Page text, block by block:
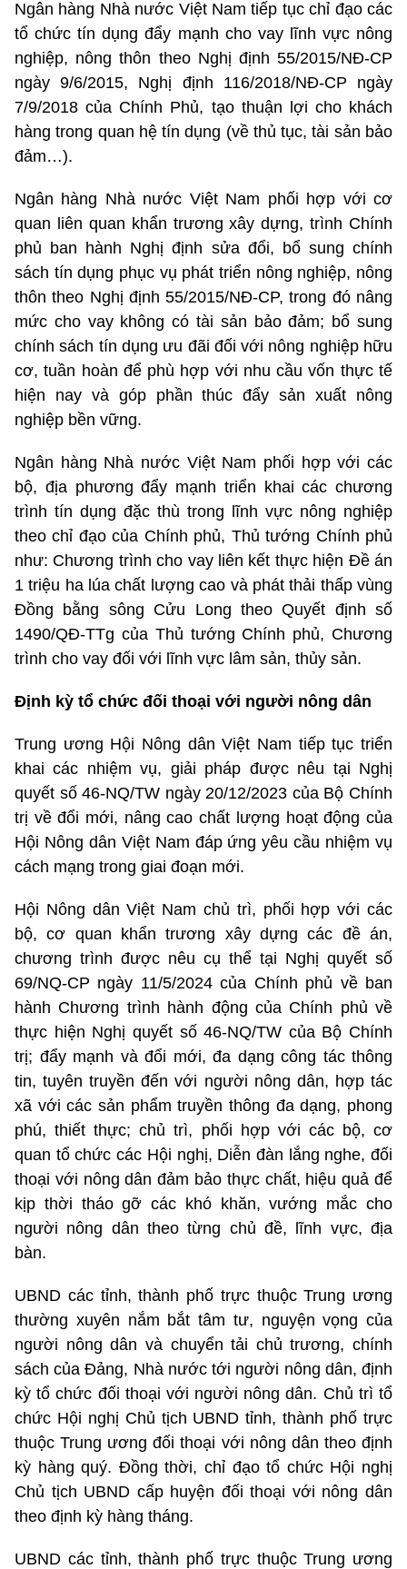
Ngân hàng Nhà nước Việt Nam tiếp tục chỉ đạo các
tổ chức tín dụng đẩy mạnh cho vay lĩnh vực nông
nghiệp, nông thôn theo Nghị định 55/2015/NĐ-CP
ngày 9/6/2015, Nghị định 116/2018/NĐ-CP ngày
7/9/2018 của Chính Phủ, tạo thuận lợi cho khách
hàng trong quan hệ tín dụng (về thủ tục, tài sản bảo
đảm…).
Ngân hàng Nhà nước Việt Nam phối hợp với cơ
quan liên quan khẩn trương xây dựng, trình Chính
phủ ban hành Nghị định sửa đổi, bổ sung chính
sách tín dụng phục vụ phát triển nông nghiệp, nông
thôn theo Nghị định 55/2015/NĐ-CP, trong đó nâng
mức cho vay không có tài sản bảo đảm; bổ sung
chính sách tín dụng ưu đãi đối với nông nghiệp hữu
cơ, tuần hoàn để phù hợp với nhu cầu vốn thực tế
hiện nay và góp phần thúc đẩy sản xuất nông
nghiệp bền vững.
Ngân hàng Nhà nước Việt Nam phối hợp với các
bộ, địa phương đẩy mạnh triển khai các chương
trình tín dụng đặc thù trong lĩnh vực nông nghiệp
theo chỉ đạo của Chính phủ, Thủ tướng Chính phủ
như: Chương trình cho vay liên kết thực hiện Đề án
1 triệu ha lúa chất lượng cao và phát thải thấp vùng
Đồng bằng sông Cửu Long theo Quyết định số
1490/QĐ-TTg của Thủ tướng Chính phủ, Chương
trình cho vay đối với lĩnh vực lâm sản, thủy sản.
Định kỳ tổ chức đối thoại với người nông dân
Trung ương Hội Nông dân Việt Nam tiếp tục triển
khai các nhiệm vụ, giải pháp được nêu tại Nghị
quyết số 46-NQ/TW ngày 20/12/2023 của Bộ Chính
trị về đổi mới, nâng cao chất lượng hoạt động của
Hội Nông dân Việt Nam đáp ứng yêu cầu nhiệm vụ
cách mạng trong giai đoạn mới.
Hội Nông dân Việt Nam chủ trì, phối hợp với các
bộ, cơ quan khẩn trương xây dựng các đề án,
chương trình được nêu cụ thể tại Nghị quyết số
69/NQ-CP ngày 11/5/2024 của Chính phủ về ban
hành Chương trình hành động của Chính phủ về
thực hiện Nghị quyết số 46-NQ/TW của Bộ Chính
trị; đẩy mạnh và đổi mới, đa dạng công tác thông
tin, tuyên truyền đến với người nông dân, hợp tác
xã với các sản phẩm truyền thông đa dạng, phong
phú, thiết thực; chủ trì, phối hợp với các bộ, cơ
quan tổ chức các Hội nghị, Diễn đàn lắng nghe, đối
thoại với nông dân đảm bảo thực chất, hiệu quả để
kịp thời tháo gỡ các khó khăn, vướng mắc cho
người nông dân theo từng chủ đề, lĩnh vực, địa
bàn.
UBND các tỉnh, thành phố trực thuộc Trung ương
thường xuyên nắm bắt tâm tư, nguyện vọng của
người nông dân và chuyển tải chủ trương, chính
sách của Đảng, Nhà nước tới người nông dân, định
kỳ tổ chức đối thoại với người nông dân. Chủ trì tổ
chức Hội nghị Chủ tịch UBND tỉnh, thành phố trực
thuộc Trung ương đối thoại với nông dân theo định
kỳ hàng quý. Đồng thời, chỉ đạo tổ chức Hội nghị
Chủ tịch UBND cấp huyện đối thoại với nông dân
theo định kỳ hàng tháng.
UBND các tỉnh, thành phố trực thuộc Trung ương